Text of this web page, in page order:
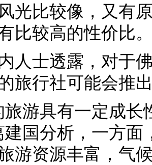
光比较像，又有
比较高的性价比
人士透露，对于
旅行社可能会推
旅游具有一定成
建国分析，一方
游资源丰富，气